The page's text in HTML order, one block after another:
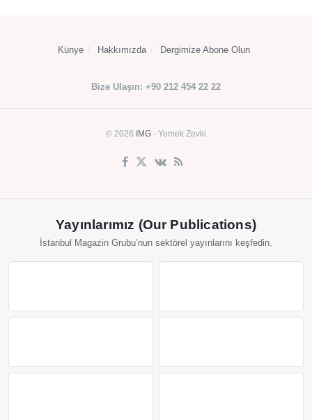
Künye Hakkımızda Dergimize Abone Olun
Bize Ulaşın: +90 212 454 22 22
© 2026 IMG - Yemek Zevki
Yayınlarımız (Our Publications)
İstanbul Magazin Grubu’nun sektörel yayınlarını keşfedin.